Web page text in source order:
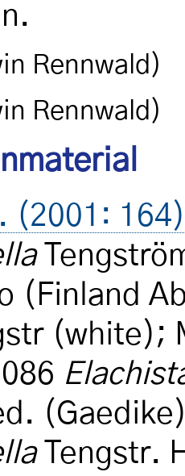
Rennwald)
Rennwald)
(2001: 164)
(Finland
(white);
Tengstr.